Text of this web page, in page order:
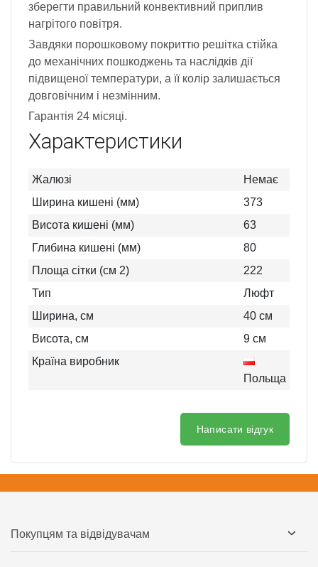
зберегти правильний конвективний приплив
нагрітого повітря.
Завдяки порошковому покриттю решітка стійка
до механічних пошкоджень та наслідків дії
підвищеної температури, а її колір залишається
довговічним і незмінним.
Гарантія 24 місяці.
Характеристики
Жалюзі
Немає
Ширина кишені (мм)
373
Висота кишені (мм)
63
Глибина кишені (мм)
80
Площа сітки (см 2)
222
Тип
Люфт
Ширина, см
40 см
Висота, см
9 см
Країна виробник
Польща
Написати відгук
Покупцям та відвідувачам